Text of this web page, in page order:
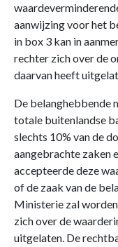
aanwijzing voor het
in box 3 kan in
rechter zich over de
daarvan heeft
De belanghebbende
totale buitenlandse
slechts 10% van de
aangebrachte zaken
accepteerde deze
of de zaak van de
Ministerie zal
zich over de
uitgelaten. De